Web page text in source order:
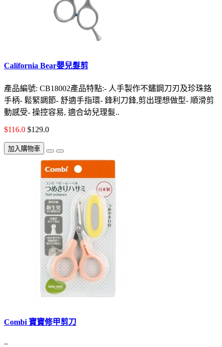
California Bear嬰兒髮剪
產品編號: CB18002產品特點:- 人手製作不鏽鋼刀刃及珍珠鉻
手柄- 鬆緊調節- 舒適手指環- 鋒利刀鋒,剪出理想做型- 順滑剪
動感受- 操控容易, 適合幼兒理髮..
$116.0 $129.0
加入購物車
Combi 寶寶修甲剪刀
..